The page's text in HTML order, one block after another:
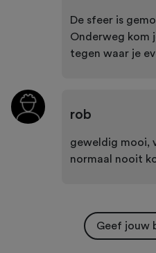
De sfeer is
Onderweg kom
tegen waar je
rob
geweldig mooi,
normaal nooit
Geef jouw